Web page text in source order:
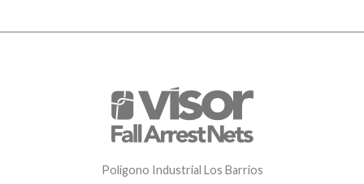
Polígono Industrial Los Barrios